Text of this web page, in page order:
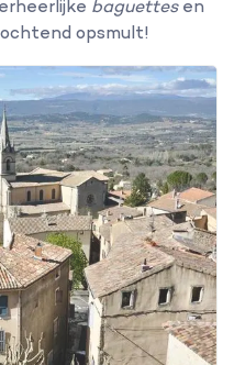
baguettesen
opsmult!